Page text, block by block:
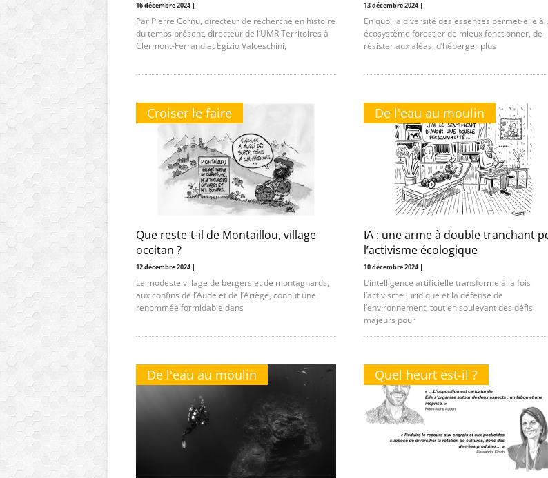
16 décembre 2024 |
Par Pierre Cornu, directeur de recherche en histoire
du temps présent, directeur de l’UMR Territoires à
Clermont-Ferrand et Egizio Valceschini,
13 décembre 2024 |
En quoi la diversité des essences permet-elle à
écosystème forestier de mieux fonctionner, de
résister aux aléas, d’héberger plus
Croiser le faire
Que reste-t-il de Montaillou, village
occitan ?
12 décembre 2024 |
Le modeste village de bergers et de montagnards,
aux confins de l’Aude et de l’Ariège, connut une
renommée formidable dans
De l'eau au moulin
IA : une arme à double tranchant
l’activisme écologique
10 décembre 2024 |
L’intelligence artificielle transforme à la fois
l’activisme juridique et la défense de
l’environnement, tout en soulevant des défis
majeurs pour
De l'eau au moulin Quel heurt est-il ?